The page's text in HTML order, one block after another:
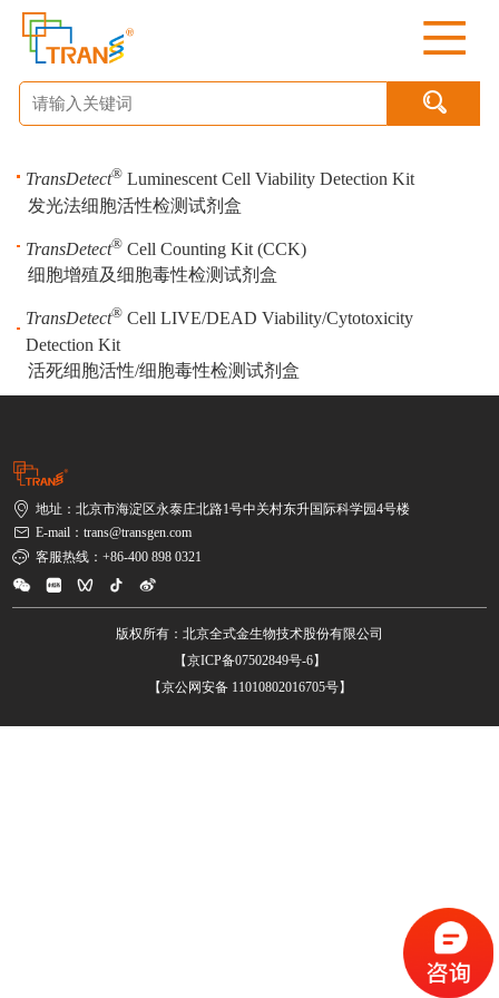

TransDetect® Luminescent Cell Viability Detection Kit
发光法细胞活性检测试剂盒
TransDetect® Cell Counting Kit (CCK)
细胞增殖及细胞毒性检测试剂盒
TransDetect® Cell LIVE/DEAD Viability/Cytotoxicity
Detection Kit
活死细胞活性/细胞毒性检测试剂盒
地址：北京市海淀区永泰庄北路1号中关村东升国际科学园4号楼
E-mail：trans@transgen.com
客服热线：+86-400 898 0321
版权所有：北京全式金生物技术股份有限公司
【京ICP备07502849号-6】
【京公网安备 11010802016705号】